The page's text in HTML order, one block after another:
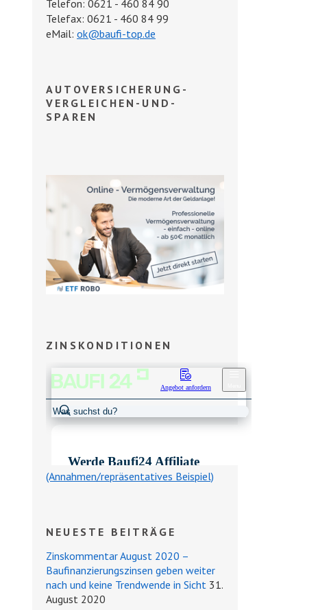
Telefon: 0621 - 460 84 90
Telefax: 0621 - 460 84 99
eMail: ok@baufi-top.de
AUTOVERSICHERUNG-
VERGLEICHEN-UND-
SPAREN
ZINSKONDITIONEN
(Annahmen/repräsentatives Beispiel)
NEUESTE BEITRÄGE
Zinskommentar August 2020 –
Baufinanzierungszinsen geben weiter
nach und keine Trendwende in Sicht 31.
August 2020